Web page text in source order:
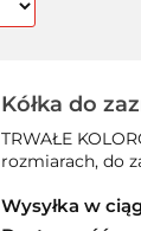
Kółka do
papierowe,
etykiety do
TRWAŁE
rozmiarach, do
Wysyłka w